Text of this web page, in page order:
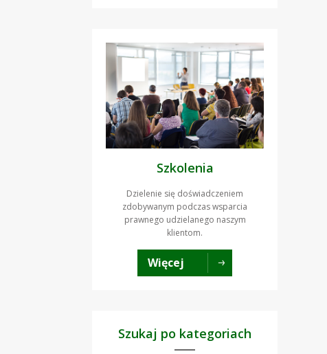
Szkolenia
Dzielenie się doświadczeniem
zdobywanym podczas wsparcia
prawnego udzielanego naszym
klientom.
Więcej
Szukaj po kategoriach